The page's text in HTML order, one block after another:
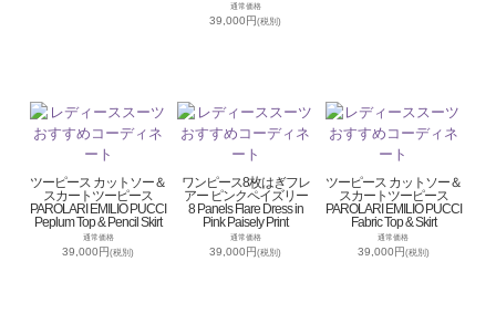
通常価格
39,000円(税別)
ツーピース カットソー＆
スカートツーピース
PAROLARI EMILIO PUCCI
Peplum Top & Pencil Skirt
通常価格
39,000円(税別)
ワンピース8枚はぎフレ
アー ピンクペイズリー
8 Panels Flare Dress in
Pink Paisely Print
通常価格
39,000円(税別)
ツーピース カットソー＆
スカートツーピース
PAROLARI EMILIO PUCCI
Fabric Top & Skirt
通常価格
39,000円 (税別)